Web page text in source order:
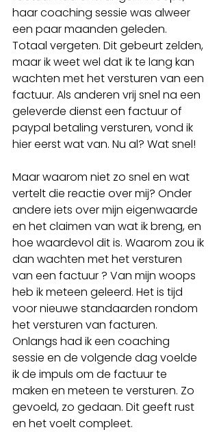
haar coaching sessie was alweer
een paar maanden geleden.
Totaal vergeten. Dit gebeurt zelden,
maar ik weet wel dat ik te lang kan
wachten met het versturen van een
factuur. Als anderen vrij snel na een
geleverde dienst een factuur of
paypal betaling versturen, vond ik
hier eerst wat van. Nu al? Wat snel!
Maar waarom niet zo snel en wat
vertelt die reactie over mij? Onder
andere iets over mijn eigenwaarde
en het claimen van wat ik breng, en
hoe waardevol dit is. Waarom zou ik
dan wachten met het versturen
van een factuur ? Van mijn woops
heb ik meteen geleerd. Het is tijd
voor nieuwe standaarden rondom
het versturen van facturen.
Onlangs had ik een coaching
sessie en de volgende dag voelde
ik de impuls om de factuur te
maken en meteen te versturen. Zo
gevoeld, zo gedaan. Dit geeft rust
en het voelt compleet.